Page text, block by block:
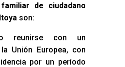
de ciudadano
son:
o reunirse con un
Unión Europea, con
por un período